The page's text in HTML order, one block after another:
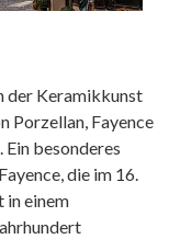
der Keramikkunst
Porzellan, Fayence
Ein besonderes
die im 16.
in einem